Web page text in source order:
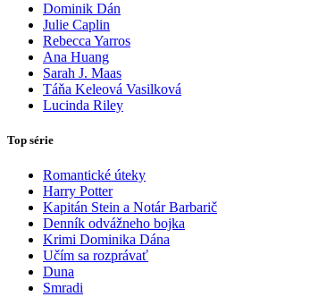
Dominik Dán
Julie Caplin
Rebecca Yarros
Ana Huang
Sarah J. Maas
Táňa Keleová Vasilková
Lucinda Riley
Top série
Romantické úteky
Harry Potter
Kapitán Stein a Notár Barbarič
Denník odvážneho bojka
Krimi Dominika Dána
Učím sa rozprávať
Duna
Smradi